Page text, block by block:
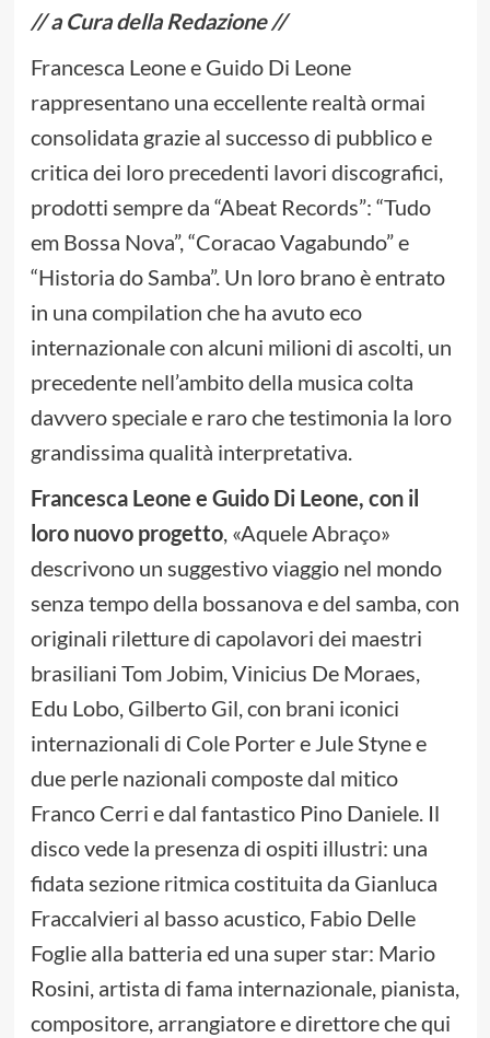
// a Cura della Redazione //
Francesca Leone e Guido Di Leone
rappresentano una eccellente realtà ormai
consolidata grazie al successo di pubblico e
critica dei loro precedenti lavori discografici,
prodotti sempre da “Abeat Records”: “Tudo
em Bossa Nova”, “Coracao Vagabundo” e
“Historia do Samba”. Un loro brano è entrato
in una compilation che ha avuto eco
internazionale con alcuni milioni di ascolti, un
precedente nell’ambito della musica colta
davvero speciale e raro che testimonia la loro
grandissima qualità interpretativa.
Francesca Leone e Guido Di Leone, con il
loro nuovo progetto, «Aquele Abraço»
descrivono un suggestivo viaggio nel mondo
senza tempo della bossanova e del samba, con
originali riletture di capolavori dei maestri
brasiliani Tom Jobim, Vinicius De Moraes,
Edu Lobo, Gilberto Gil, con brani iconici
internazionali di Cole Porter e Jule Styne e
due perle nazionali composte dal mitico
Franco Cerri e dal fantastico Pino Daniele. Il
disco vede la presenza di ospiti illustri: una
fidata sezione ritmica costituita da Gianluca
Fraccalvieri al basso acustico, Fabio Delle
Foglie alla batteria ed una super star: Mario
Rosini, artista di fama internazionale, pianista,
compositore, arrangiatore e direttore che qui